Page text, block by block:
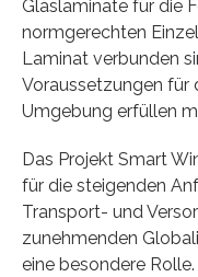
Glaslaminate für die
normgerechten
Laminat verbunden
Voraussetzungen für
Umgebung erfüllen
Das Projekt Smart
für die steigenden
Transport- und
zunehmenden
eine besondere